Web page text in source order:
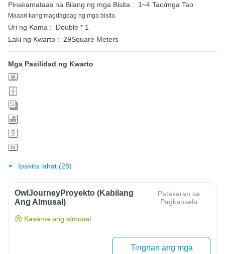
Pinakamataas na Bilang ng mga Bisita : 1~4 Tao/mga Tao
Maaari kang magdagdag ng mga bisita
Uri ng Kama :
Double * 1
Laki ng Kwarto :
29Square Meters
Mga Pasilidad ng Kwarto
Ipakita lahat (28)
OwlJourneyProyekto (Kabilang
Ang Almusal)
Patakaran sa
Pagkansela
Kasama ang almusal
Tingnan ang mga